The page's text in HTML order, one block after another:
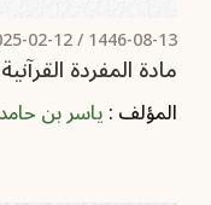
1446-08-13 /
02-12
مادة المفردة
المؤلف :ياسر بن